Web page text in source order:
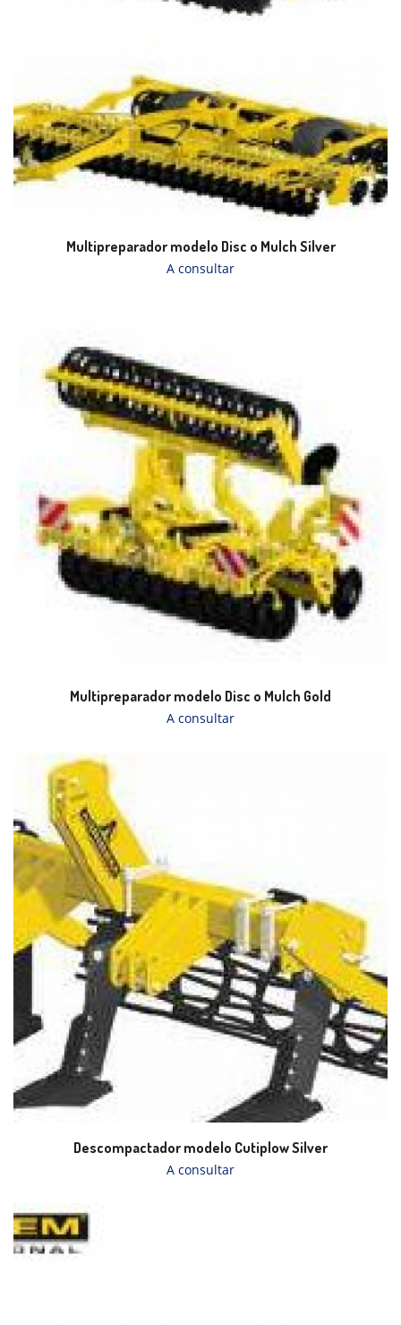
Multipreparador modelo Disc o Mulch Silver
A consultar
Multipreparador modelo Disc o Mulch Gold
A consultar
Descompactador modelo Cutiplow Silver
A consultar